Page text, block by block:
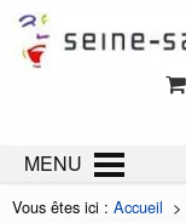
MENU
Vous êtes ici : Accueil >